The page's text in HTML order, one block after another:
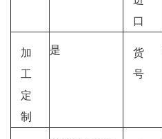
口
加
工
定
制
是
货
号